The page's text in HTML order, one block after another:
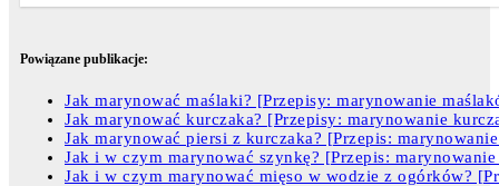
Powiązane publikacje:
Jak marynować maślaki? [Przepisy: marynowanie
Jak marynować kurczaka? [Przepisy: marynowanie
Jak marynować piersi z kurczaka? [Przepis:
Jak i w czym marynować szynkę? [Przepis:
Jak i w czym marynować mięso w wodzie z ogórków?